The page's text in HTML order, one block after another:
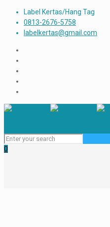
Label Kertas/Hang Tag
0813-2676-5758
labelkertas@gmail.com
0